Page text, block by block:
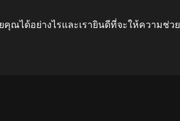
คุณได้อย่างไรและเรายินดีที่จะให้ความช่วย